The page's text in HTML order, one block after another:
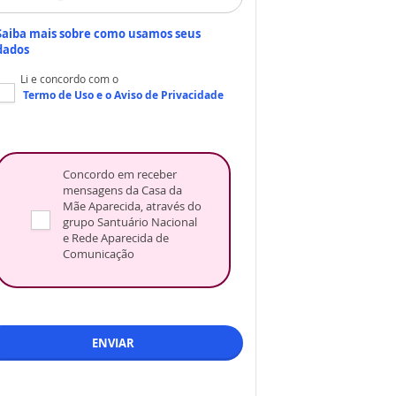
mais sobre como usamos seus
Li e concordo com o
Termo de Usoe oAviso de Privacidade
Concordo em receber
mensagens da Casa da
Mãe Aparecida, através do
grupo Santuário Nacional
e Rede Aparecida de
Comunicação
ENVIAR